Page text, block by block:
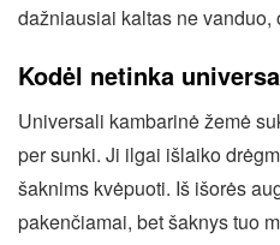
dažniausiai kaltas ne vanduo,
Kodėl netinka
Universali kambarinė žemė
per sunki. Ji ilgai išlaiko
šaknims kvėpuoti. Iš išorės
pakenčiamai, bet šaknys tuo